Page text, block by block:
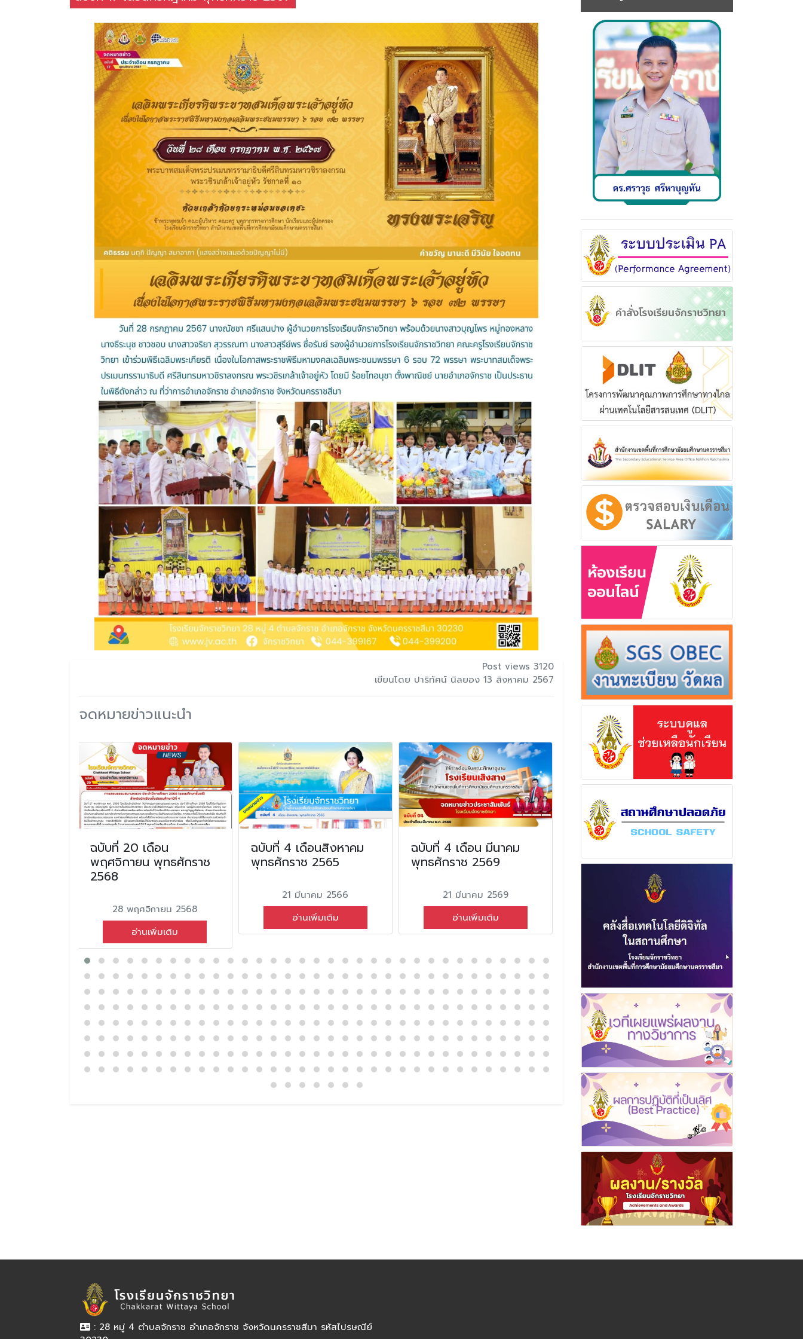
Post views 3120
เขียนโดย ปาริทัศน์ นิลยอง 13 สิงหาคม 2567
จดหมายข่าวแนะนำ
ฉบับที่ 20 เดือน
พฤศจิกายน พุทธศักราช
2568
28 พฤศจิกายน 2568
อ่านเพิ่มเติม
ฉบับที่ 4 เดือนสิงหาคม
พุทธศักราช 2565
21 มีนาคม 2566
อ่านเพิ่มเติม
ฉบับที่ 4 เดือน มีนาคม
พุทธศักราช 2569
21 มีนาคม 2569
อ่านเพิ่มเติม
พุทธศักราช 2568
14 เมษายน 2568
อ่านเพิ่มเติม
พุทธศักราช
: 28 หมู่ 4 ตำบลจักราช อำเภอจักราช จังหวัดนครราชสีมา รหัสไปรษณีย์